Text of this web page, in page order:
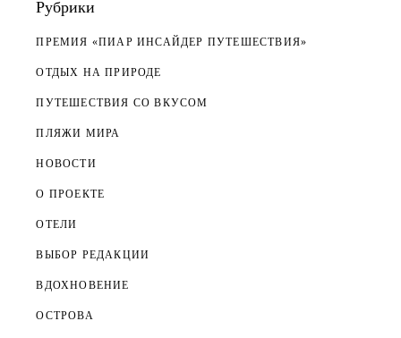
Рубрики
ПРЕМИЯ «ПИАР ИНСАЙДЕР ПУТЕШЕСТВИЯ»
ОТДЫХ НА ПРИРОДЕ
ПУТЕШЕСТВИЯ СО ВКУСОМ
ПЛЯЖИ МИРА
НОВОСТИ
О ПРОЕКТЕ
ОТЕЛИ
ВЫБОР РЕДАКЦИИ
ВДОХНОВЕНИЕ
ОСТРОВА